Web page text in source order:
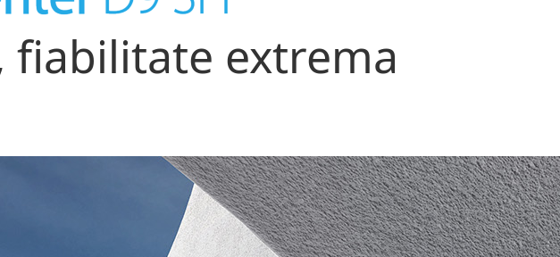
fiabilitate extrema